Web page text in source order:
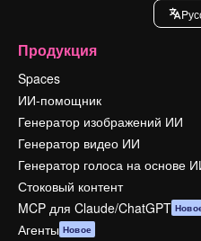
Продукция
Spaces
ИИ-помощник
Генератор изображений ИИ
Генератор видео ИИ
Генератор голоса на основе
Стоковый контент
MCP для Claude/ChatGPT
Агенты Новое